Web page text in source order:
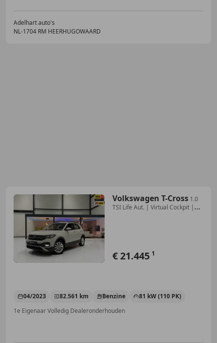
Adelhart auto's
NL-1704 RM HEERHUGOWAARD
Volkswagen T-Cross 1.0
TSI Life Aut. | Virtual Cockpit |
€ 21.445 1
04/2023 82.561 km Benzine
81 kW (110 PK)
1e Eigenaar Volledig Dealeronderhouden